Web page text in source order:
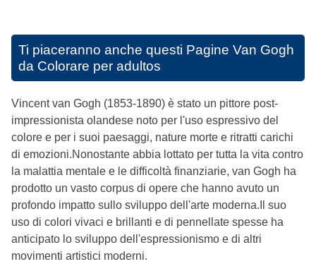
Ti piaceranno anche questi Pagine Van Gogh
da Colorare per adultos
Vincent van Gogh (1853-1890) è stato un pittore post-
impressionista olandese noto per l'uso espressivo del
colore e per i suoi paesaggi, nature morte e ritratti carichi
di emozioni.Nonostante abbia lottato per tutta la vita contro
la malattia mentale e le difficoltà finanziarie, van Gogh ha
prodotto un vasto corpus di opere che hanno avuto un
profondo impatto sullo sviluppo dell'arte moderna.Il suo
uso di colori vivaci e brillanti e di pennellate spesse ha
anticipato lo sviluppo dell'espressionismo e di altri
movimenti artistici moderni.